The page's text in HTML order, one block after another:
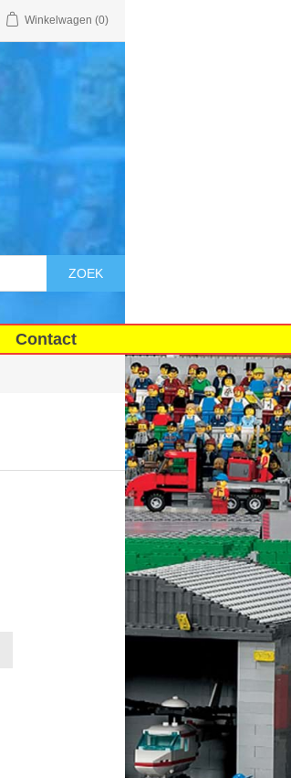
Winkelwagen (0)
ZOEK
Contact